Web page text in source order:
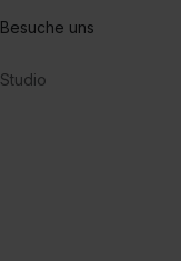
Besuche uns
Studio